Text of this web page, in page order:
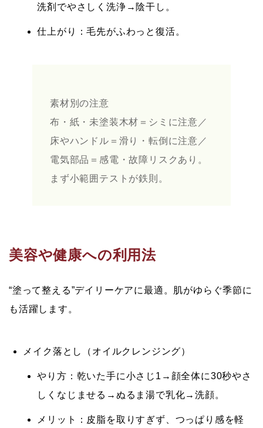
洗剤でやさしく洗浄→陰干し。
仕上がり：毛先がふわっと復活。
素材別の注意
布・紙・未塗装木材＝シミに注意／
床やハンドル＝滑り・転倒に注意／
電気部品＝感電・故障リスクあり。
まず小範囲テストが鉄則。
美容や健康への利用法
“塗って整える”デイリーケアに最適。肌がゆらぐ季節に
も活躍します。
メイク落とし（オイルクレンジング）
やり方：乾いた手に小さじ1→顔全体に30秒やさ
しくなじませる→ぬるま湯で乳化→洗顔。
メリット：皮脂を取りすぎず、つっぱり感を軽